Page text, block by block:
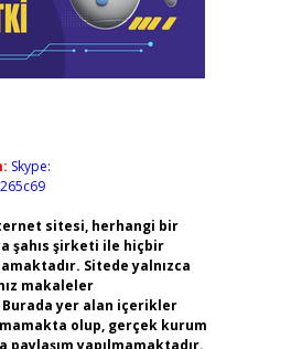
Skype:
sitesi, herhangi bir
şahıs şirketi ile hiçbir
Sitede yalnızca
makaleler
Burada yer alan içerikler
olup, gerçek kurum
paylaşım yapılmamaktadır.